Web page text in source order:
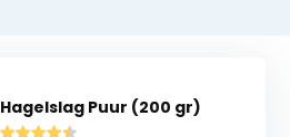
Hagelslag Puur (200 gr)